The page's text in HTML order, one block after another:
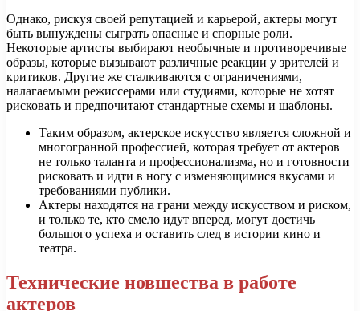
Однако, рискуя своей репутацией и карьерой, актеры могут
быть вынуждены сыграть опасные и спорные роли.
Некоторые артисты выбирают необычные и противоречивые
образы, которые вызывают различные реакции у зрителей и
критиков. Другие же сталкиваются с ограничениями,
налагаемыми режиссерами или студиями, которые не хотят
рисковать и предпочитают стандартные схемы и шаблоны.
Таким образом, актерское искусство является сложной и
многогранной профессией, которая требует от актеров
не только таланта и профессионализма, но и готовности
рисковать и идти в ногу с изменяющимися вкусами и
требованиями публики.
Актеры находятся на грани между искусством и риском,
и только те, кто смело идут вперед, могут достичь
большого успеха и оставить след в истории кино и
театра.
Технические новшества в работе
актеров